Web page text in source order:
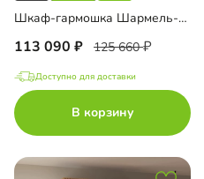
Шкаф-гармошка Шармель-3.3 Лайф Эмаль
113 090 125 660
Доступно для доставки
В корзину